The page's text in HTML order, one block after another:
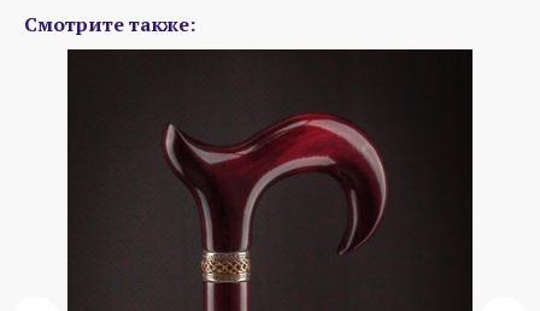
Смотрите также: